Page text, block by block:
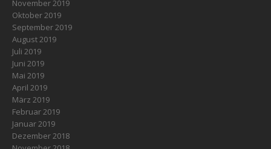
November 2019
Oktober 2019
September 2019
August 2019
Juli 2019
Juni 2019
Mai 2019
April 2019
März 2019
Februar 2019
Januar 2019
Dezember 2018